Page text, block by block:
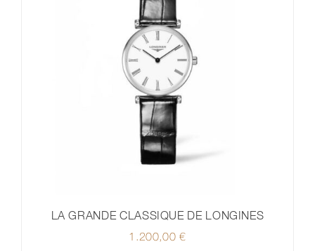
LA GRANDE CLASSIQUE DE LONGINES
1.200,00€